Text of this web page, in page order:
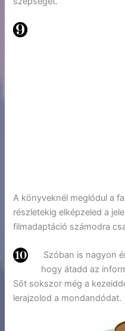
A könyveknél meglódul a
részletekig elképzeled a
filmadaptáció számodra
Szóban is nagyon
hogy átadd az
Sőt sokszor még a
lerajzolod a mondandódat.